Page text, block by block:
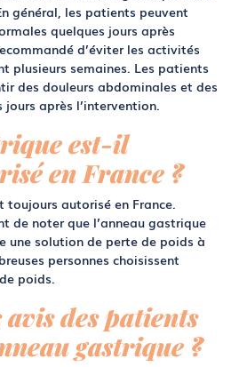
général, les patients peuvent
quelques jours après
d’éviter les activités
plusieurs semaines. Les patients
des douleurs abdominales et des
après l’intervention.
est-il
en France ?
toujours autorisé en France.
de noter que l’anneau gastrique
une solution de perte de poids à
personnes choisissent
poids.
des patients
gastrique ?